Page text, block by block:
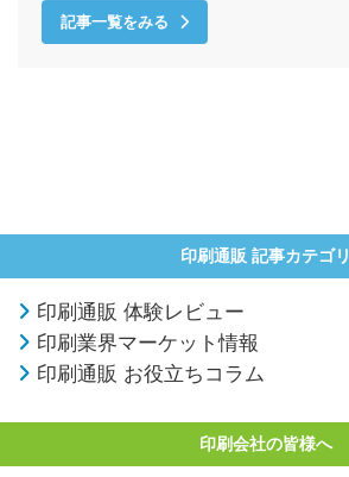
記事一覧をみる
印刷通販 記事カテゴリ
印刷通販 体験レビュー
印刷業界マーケット情報
印刷通販 お役立ちコラム
印刷会社の皆様へ